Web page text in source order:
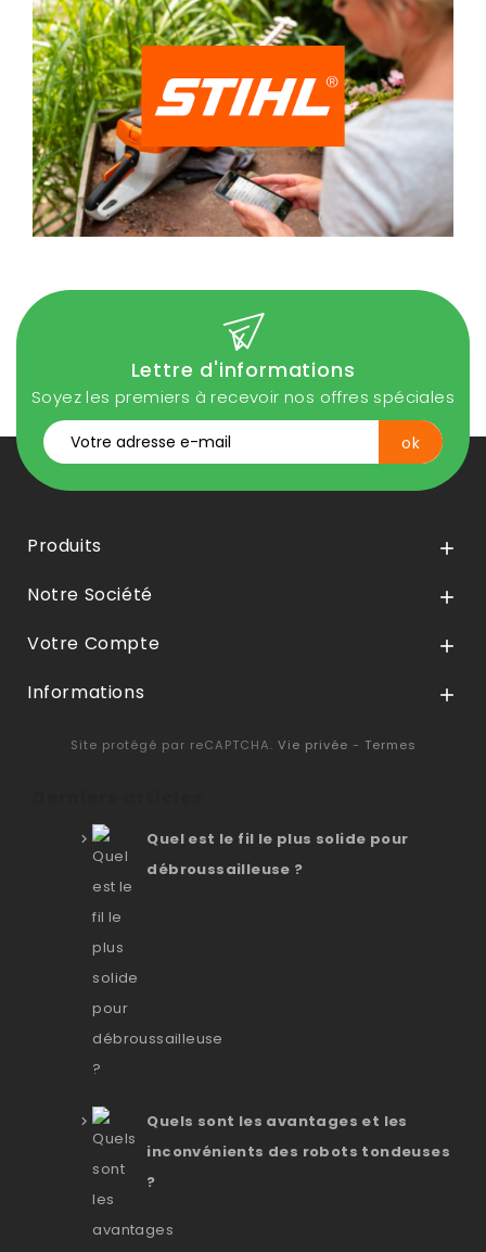
Lettre d'informations
Soyez les premiers à recevoir nos offres spéciales
Produits 
Notre Société 
Votre Compte 
Informations 
Site protégé par reCAPTCHA. Vie privée - Termes
Quel est le fil le plus solide pour
débroussailleuse ?
Quels sont les avantages et les
inconvénients des robots tondeuses
?